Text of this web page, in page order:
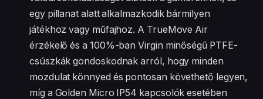
egy pillanat alatt alkalmazkodik bármilyen
játékhoz vagy műfajhoz. A TrueMove Air
érzékelő és a 100%-ban Virgin minőségű PTFE-
csúszkák gondoskodnak arról, hogy minden
mozdulat könnyed és pontosan követhető legyen,
míg a Golden Micro IP54 kapcsolók esetében